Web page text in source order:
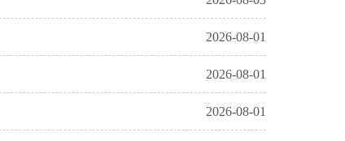
2026-08-01
2026-08-01
2026-08-01